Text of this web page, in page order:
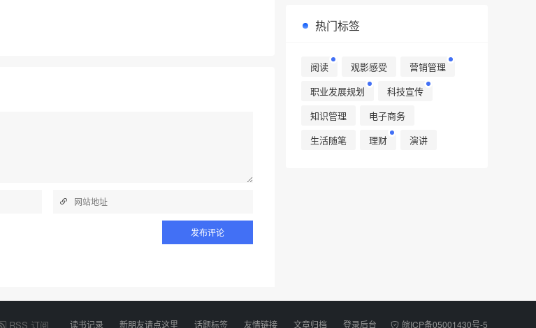
热门标签
阅读 观影感受
营销管理
职业发展规划
科技宣传
知识管理
电子商务
生活随笔
理财 演讲
RSS 订阅 读书记录 新朋友请点这里 话题标签 友情链接 文章归档 登录后台 皖ICP备05001430号-5